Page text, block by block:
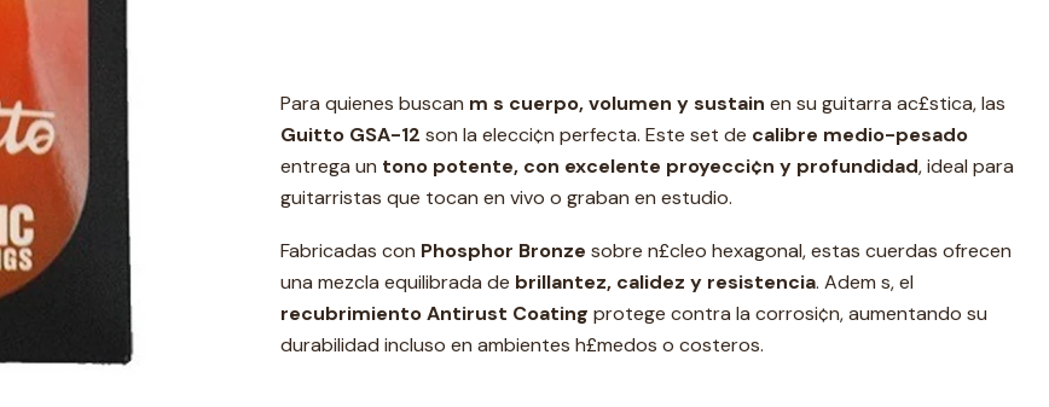
Para quienes buscan m s cuerpo, volumen y sustain en su guitarra ac£stica, las
Guitto GSA-12 son la elecci¢n perfecta. Este set de calibre medio-pesado
entrega un tono potente, con excelente proyecci¢n y profundidad, ideal para
guitarristas que tocan en vivo o graban en estudio.
Fabricadas con Phosphor Bronze sobre n£cleo hexagonal, estas cuerdas ofrecen
una mezcla equilibrada de brillantez, calidez y resistencia. Adem s, el
recubrimiento Antirust Coating protege contra la corrosi¢n, aumentando su
durabilidad incluso en ambientes h£medos o costeros.